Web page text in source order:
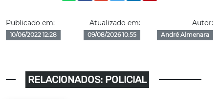
Publicado em:
10/06/2022 12:28
Atualizado em:
09/08/2026 10:55
Autor:
André Almenara
RELACIONADOS: POLICIAL